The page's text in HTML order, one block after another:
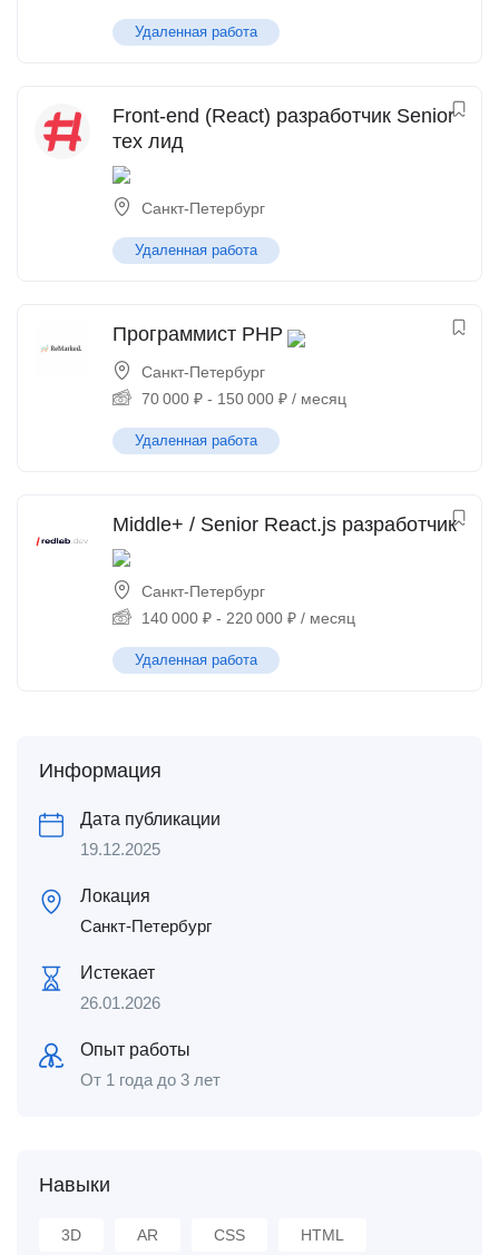
Удаленная работа
Front-end (React) разработчик Senior
тех лид
Санкт-Петербург
Удаленная работа
Программист PHP
Санкт-Петербург
70 000 ₽ - 150 000 ₽ / месяц
Удаленная работа
Middle+ / Senior React.js разработчик
Санкт-Петербург
140 000 ₽ - 220 000 ₽ / месяц
Удаленная работа
Информация
Дата публикации
19.12.2025
Локация
Санкт-Петербург
Истекает
26.01.2026
Опыт работы
От 1 года до 3 лет
Навыки
3D AR CSS HTML